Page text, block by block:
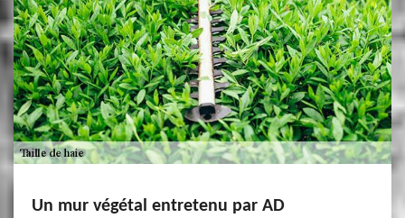
Un mur végétal entretenu par AD